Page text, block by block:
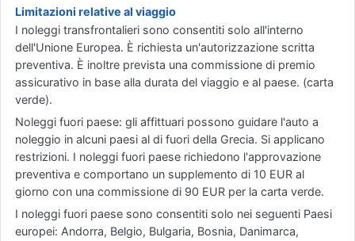
Limitazioni relative al viaggio
I noleggi transfrontalieri sono consentiti solo all'interno
dell'Unione Europea. È richiesta un'autorizzazione scritta
preventiva. È inoltre prevista una commissione di premio
assicurativo in base alla durata del viaggio e al paese. (carta
verde).
Noleggi fuori paese: gli affittuari possono guidare l'auto a
noleggio in alcuni paesi al di fuori della Grecia. Si applicano
restrizioni. I noleggi fuori paese richiedono l'approvazione
preventiva e comportano un supplemento di 10 EUR al
giorno con una commissione di 90 EUR per la carta verde.
I noleggi fuori paese sono consentiti solo nei seguenti Paesi
europei: Andorra, Belgio, Bulgaria, Bosnia, Danimarca,